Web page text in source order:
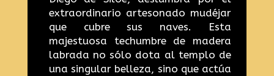
extraordinario artesonado mudéjar
que cubre sus naves. Esta
majestuosa techumbre de madera
labrada no sólo dota al templo de
una singular belleza, sino que actúa